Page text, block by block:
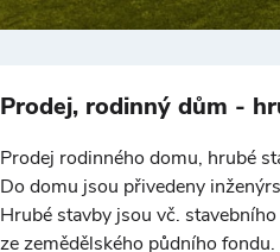
Prodej, rodinný dům -
Prodej rodinného domu, hrubé
Do domu jsou přivedeny
Hrubé stavby jsou vč.
ze zemědělského půdního fondu.